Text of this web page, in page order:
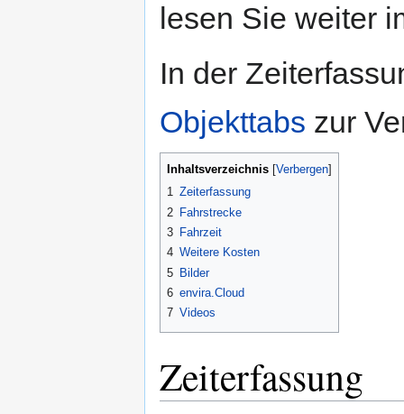
lesen Sie weiter
In der
Objekttabs zur
Inhaltsverzeichnis
1 Zeiterfassung
2 Fahrstrecke
3 Fahrzeit
4 Weitere Kosten
5 Bilder
6 envira.Cloud
7 Videos
Zeiterfassung